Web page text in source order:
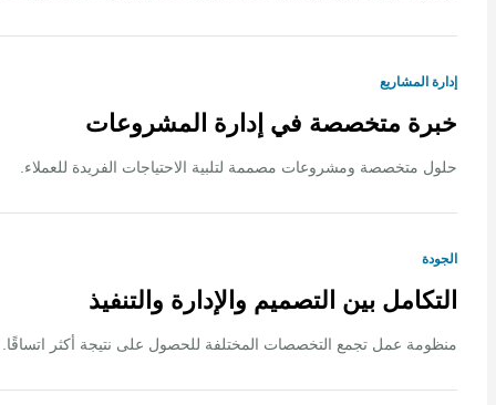
المشاريع
متخصصة في إدارة المشروعات
متخصصة ومشروعات مصممة لتلبية الاحتياجات الفريدة للعملاء.
بين التصميم والإدارة والتنفيذ
عمل تجمع التخصصات المختلفة للحصول على نتيجة أكثر اتساقًا.